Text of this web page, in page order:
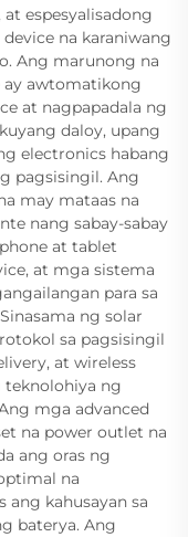
espesyalisadong
na karaniwang
Ang marunong na
ay awtomatikong
at nagpapadala ng
daloy, upang
electronics habang
pagsisingil. Ang
may mataas na
nang sabay-sabay
at tablet
at mga sistema
para sa
ng solar
sa pagsisingil
at wireless
teknolohiya ng
mga advanced
na power outlet na
ang oras ng
na
ang kahusayan sa
baterya. Ang